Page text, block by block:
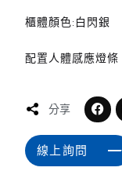
櫃體顏色:白閃銀
配置人體感應燈條
分享
線上詢問